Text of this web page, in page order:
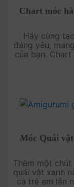
Chart móc
Hãy cùng
đáng yêu,
của bạn.
Móc Quái
Thêm một
quái vật xanh
cả trẻ em lẫn